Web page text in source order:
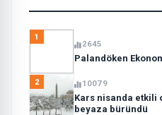
1
2645
Palandöken
2 10079
Kars nisanda etkili
beyaza büründü